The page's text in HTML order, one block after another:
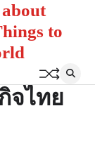
to
จไทย